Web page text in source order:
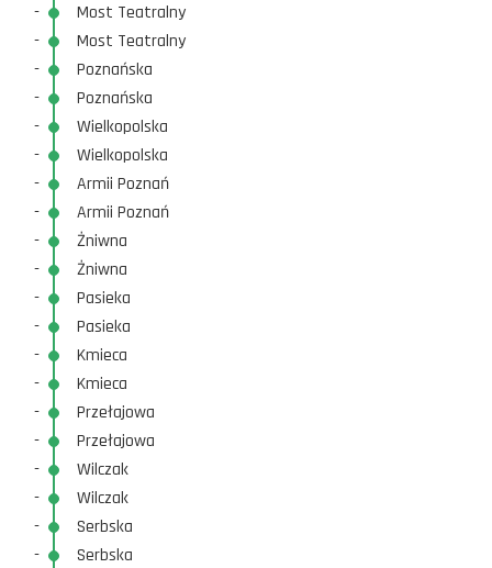
-
Most Teatralny
-
Most Teatralny
-
Poznańska
-
Poznańska
-
Wielkopolska
-
Wielkopolska
-
Armii Poznań
-
Armii Poznań
-
Żniwna
-
Żniwna
-
Pasieka
-
Pasieka
-
Kmieca
-
Kmieca
-
Przełajowa
-
Przełajowa
-
Wilczak
-
Wilczak
-
Serbska
-
Serbska